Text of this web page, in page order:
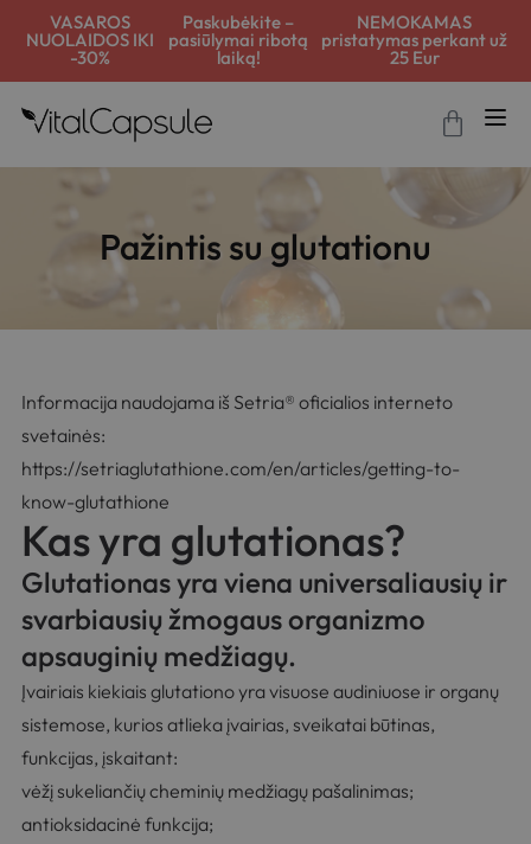
VASAROS
NUOLAIDOS IKI
-30%
Paskubėkite –
pasiūlymai ribotą
laiką!
NEMOKAMAS
pristatymas perkant už
25 Eur
Pažintis su glutationu
Informacija naudojama iš Setria® oficialios interneto
svetainės:
https://setriaglutathione.com/en/articles/getting-to-
know-glutathione
Kas yra glutationas?
Glutationas yra viena universaliausių ir
svarbiausių žmogaus organizmo
apsauginių medžiagų.
Įvairiais kiekiais glutationo yra visuose audiniuose ir organų
sistemose, kurios atlieka įvairias, sveikatai būtinas,
funkcijas, įskaitant:
vėžį sukeliančių cheminių medžiagų pašalinimas;
antioksidacinė funkcija;